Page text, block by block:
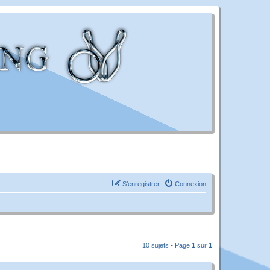
Connexion
S’enregistrer
10 sujets • Page 1 sur 1